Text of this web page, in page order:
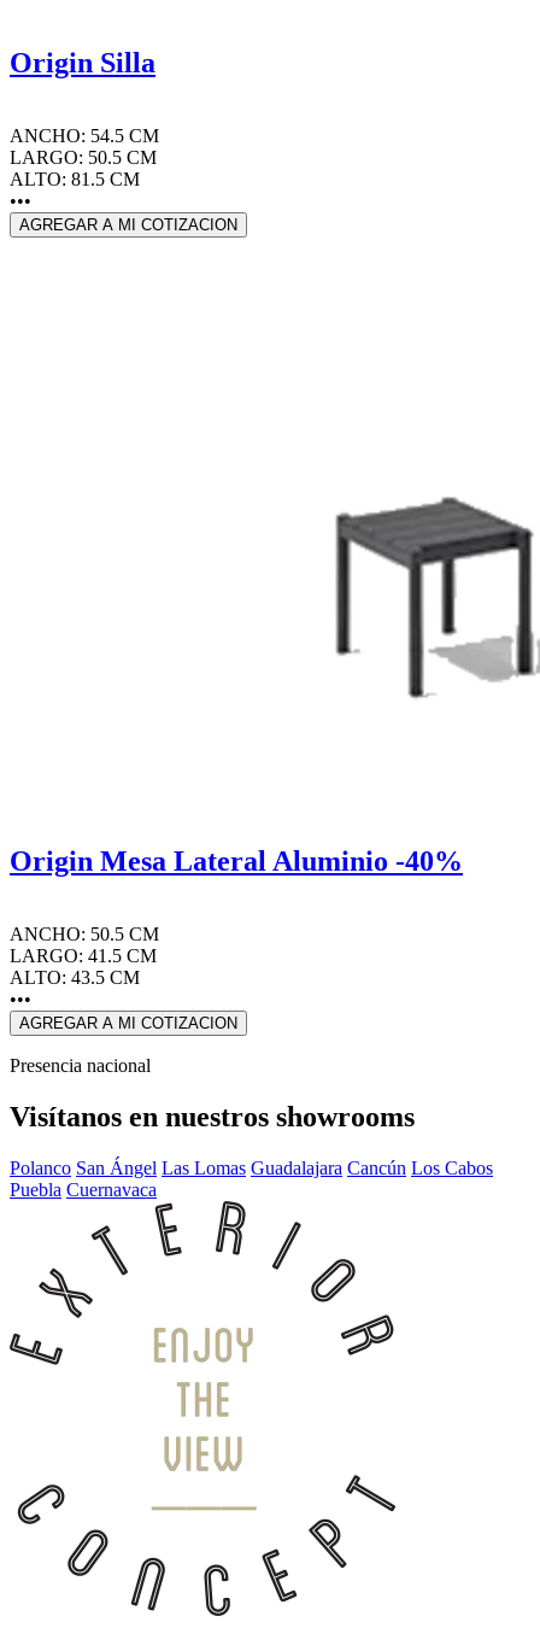
Origin Silla
ANCHO: 54.5 CM
LARGO: 50.5 CM
ALTO: 81.5 CM
•••
AGREGAR A MI COTIZACION
Origin Mesa Lateral Aluminio -40%
ANCHO: 50.5 CM
LARGO: 41.5 CM
ALTO: 43.5 CM
•••
AGREGAR A MI COTIZACION
Presencia nacional
Visítanos en nuestros showrooms
Polanco San Ángel Las Lomas Guadalajara Cancún Los Cabos
Puebla Cuernavaca